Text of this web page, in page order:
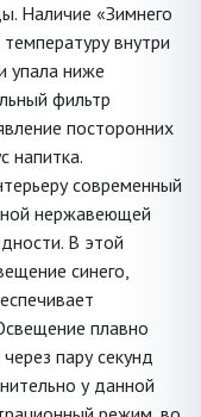
Наличие «Зимнего
внутри
упала ниже
фильтр
посторонних
напитка.
современный
нержавеющей
В этой
синего,
плавно
пару секунд
у данной